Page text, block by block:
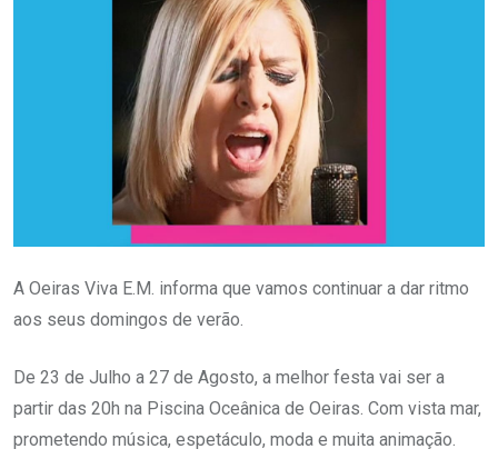
A Oeiras Viva E.M. informa que vamos continuar a dar ritmo
aos seus domingos de verão.
De 23 de Julho a 27 de Agosto, a melhor festa vai ser a
partir das 20h na Piscina Oceânica de Oeiras. Com vista mar,
prometendo música, espetáculo, moda e muita animação.